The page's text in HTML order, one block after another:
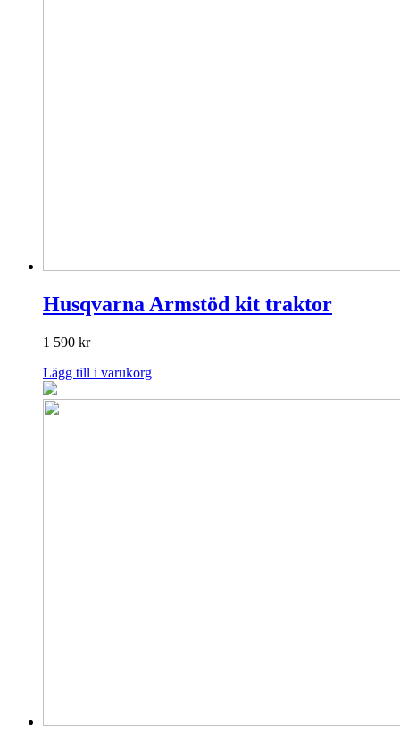
Husqvarna Armstöd kit traktor
1 590 kr
Lägg till i varukorg